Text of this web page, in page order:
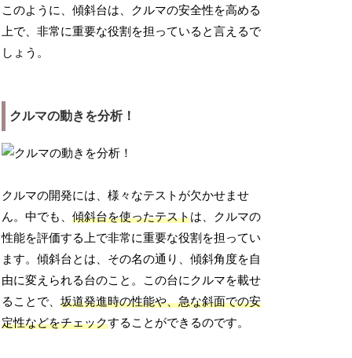
このように、傾斜台は、クルマの安全性を高める
上で、非常に重要な役割を担っていると言えるで
しょう。
クルマの動きを分析！
クルマの開発には、様々なテストが欠かせませ
ん。中でも、傾斜台を使ったテストは、クルマの
性能を評価する上で非常に重要な役割を担ってい
ます。傾斜台とは、その名の通り、傾斜角度を自
由に変えられる台のこと。この台にクルマを載せ
ることで、坂道発進時の性能や、急な斜面での安
定性などをチェックすることができるのです。